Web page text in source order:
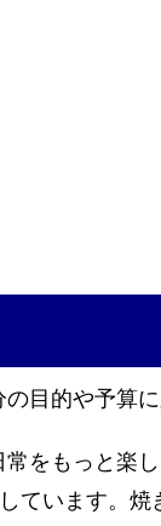
目的や予算
をもっと楽
ています。